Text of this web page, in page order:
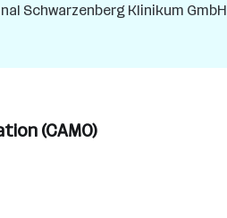
Schwarzenberg Klinikum GmbH
(CAMO)